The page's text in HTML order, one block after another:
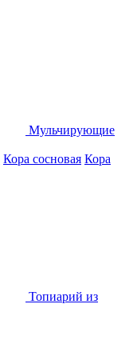
Мульчирующие
Кора сосновая Кора
Топиарий из